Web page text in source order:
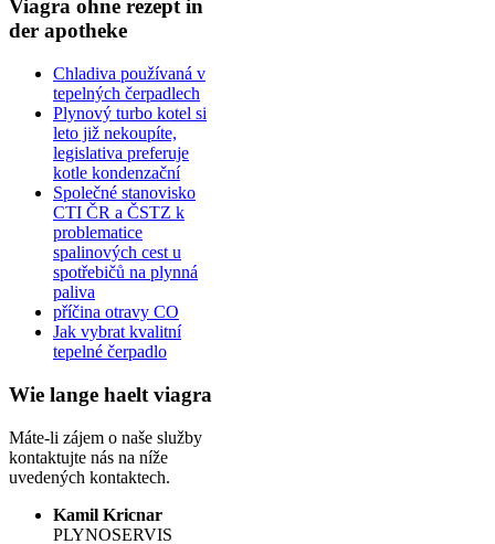
Viagra ohne rezept in
der apotheke
Chladiva používaná v
tepelných čerpadlech
Plynový turbo kotel si
leto již nekoupíte,
legislativa preferuje
kotle kondenzační
Společné stanovisko
CTI ČR a ČSTZ k
problematice
spalinových cest u
spotřebičů na plynná
paliva
příčina otravy CO
Jak vybrat kvalitní
tepelné čerpadlo
Wie lange haelt viagra
Máte-li zájem o naše služby
kontaktujte nás na níže
uvedených kontaktech.
Kamil Kricnar
PLYNOSERVIS